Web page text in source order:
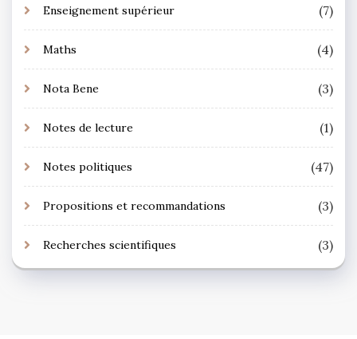
Enseignement supérieur (7)
Maths (4)
Nota Bene (3)
Notes de lecture (1)
Notes politiques (47)
Propositions et recommandations (3)
Recherches scientifiques (3)